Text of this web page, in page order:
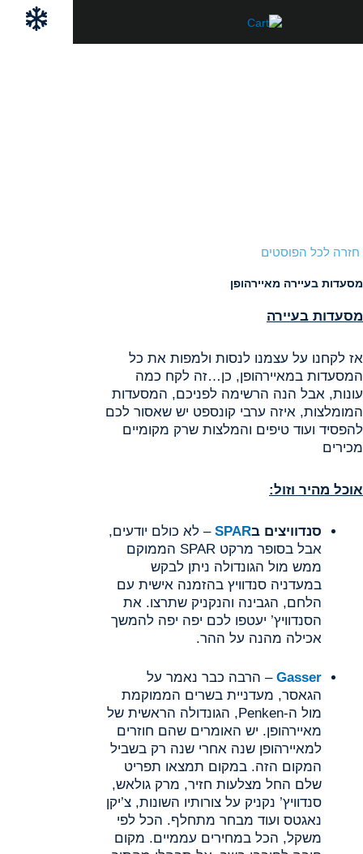
חזרה לכל הפוסטים
מסעדות בעיירה מאיירהופן
מסעדות בעיירה
אז לקחנו על עצמנו לנסות ולמפות את כל
המסעדות במאיירהופן, כן…זה לקח כמה
עונות, אבל הנה הרשימה לפניכם, המסעדות
המומלצות, איזה ערבי קונספט יש שאסור לכם
להפסיד ועוד טיפים והמלצות שרק מקומיים
מכירים
אוכל מהיר וזול:
סנדוויצים בSPAR – לא כולם יודעים,
אבל בסופר מרקט SPAR הממוקם
ממש מול הגונדולה ניתן לבקש
במעדניה סנדוויץ בהזמנה אישית עם
הלחם, הגבינה והנקניק שתרצו. את
הסנדוויץ’ יעטפו לכם יפה יפה להמשך
אכילה מהנה על ההר.
Gasser – הרבה כבר נאמר על
הגאסר, מעדניית בשרים הממוקמת
מול ה-Penken, הגונדולה הראשית של
מאיירהופן. יש האומרים שהם חוזרים
למאיירהופן שנה אחרי שנה רק בשביל
המקום הזה. במקום תמצאו תפריט
שלם החל מצלעות חזיר, מרק גולאש,
סנדוויץ’ נקניק על צורותיו השונות, צ’יקן
נאגטס ועוד מבחר מתחלף. הכל לפי
משקל, הכל במחירים עממיים. מקום